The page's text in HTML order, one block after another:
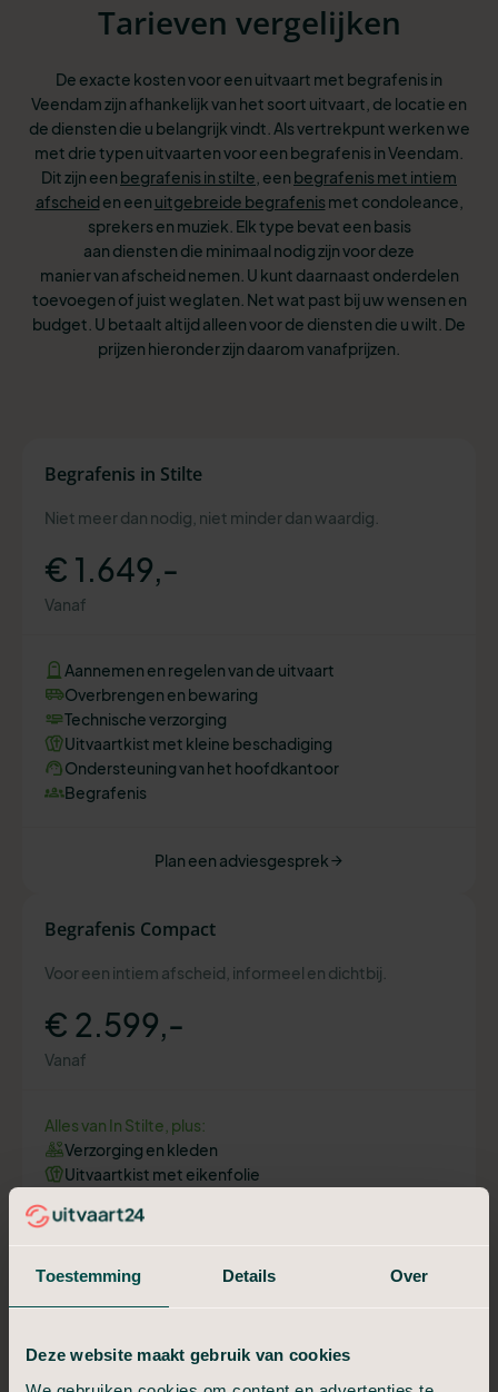
Toestemming Details Over
Deze website maakt gebruik van cookies
Tarieven vergelijken
De exacte kosten voor een uitvaart met begrafenis in
Veendam zijn afhankelijk van het soort uitvaart, de locatie en
de diensten die u belangrijk vindt. Als vertrekpunt werken we
met drie typen uitvaarten voor een begrafenis in Veendam.
Ditzijn een begrafenis in stilte , een begrafenis met intiem
afscheid en een uitgebreide begrafenismet condoleance,
sprekers en muziek. Elk type bevat een basis
aan diensten die minimaal nodig zijn voor deze
manier van afscheid nemen. U kunt daarnaast onderdelen
toevoegen of juist weglaten. Net wat past bij uw wensen en
budget. U betaalt altijd alleen voor de diensten die u wilt. De
prijzen hieronder zijn daarom vanafprijzen.
Begrafenis in Stilte
Niet meer dan nodig, niet minder dan waardig.
€ 1.649,-
Vanaf
Aannemen en regelen van de uitvaart
Overbrengen en bewaring
Technische verzorging
Uitvaartkist met kleine beschadiging
Ondersteuning van het hoofdkantoor
Begrafenis
Plan een adviesgesprek
Begrafenis Compact
Voor een intiem afscheid, informeel en dichtbij.
€ 2.599,-
Vanaf
Alles van In Stilte, plus:
Verzorging en kleden
Uitvaartkist met eikenfolie
Aangifte overlijden geregeld
Begrafenis Compleet